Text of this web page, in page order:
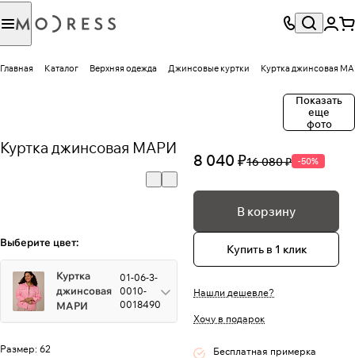
Главная Каталог Верхняя одежда Джинсовые куртки Куртка джинсовая
Показать
еще
фото
Куртка джинсовая МАРИ
Выберите цвет:
Куртка
джинсовая
МАРИ
01-06-3-
0010-
0018490
Размер: 62
8 040 ₽16 080 ₽ -50%
В корзину
Купить в 1 клик
Нашли дешевле?
Хочу в подарок
Бесплатная примерка